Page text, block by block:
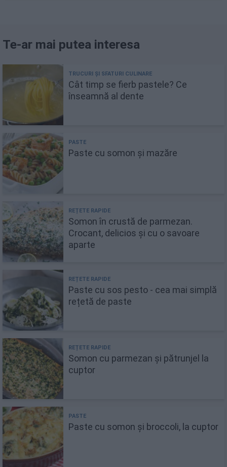
Te-ar mai putea interesa
Cât timp se fierb pastele? Ce
înseamnă al dente
Paste cu somon și mazăre
Somon în crustă de parmezan.
Crocant, delicios și cu o savoare
aparte
Paste cu sos pesto - cea mai simplă
rețetă de paste
Somon cu parmezan și pătrunjel la
cuptor
Paste cu somon și broccoli, la cuptor